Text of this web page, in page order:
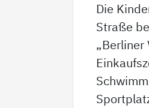
Die
Straße
„Berliner